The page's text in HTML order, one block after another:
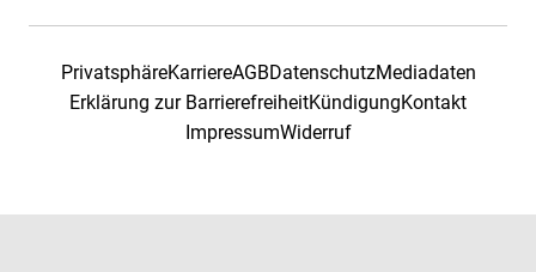
PrivatsphäreKarriereAGBDatenschutzMediadaten
Erklärung zur BarrierefreiheitKündigungKontakt
ImpressumWiderruf